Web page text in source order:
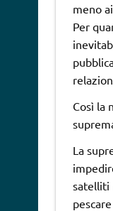
meno
Per
Così la
La
satelliti